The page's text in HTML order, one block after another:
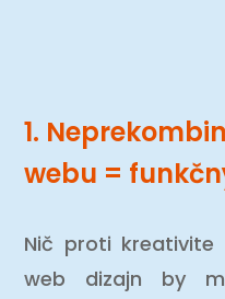
1.
webu =
Nič proti
web dizajn by